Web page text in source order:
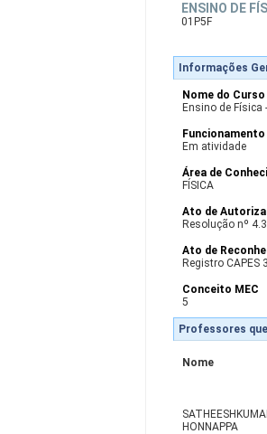
ENSINO DE
01P5F
Informações
Nome do Curso
Ensino de Física
Funcionamento
Em atividade
Área de
FÍSICA
Ato de
Resolução nº
Ato de
Registro CAPES
Conceito MEC
5
Professores
Nome
HONNAPPA